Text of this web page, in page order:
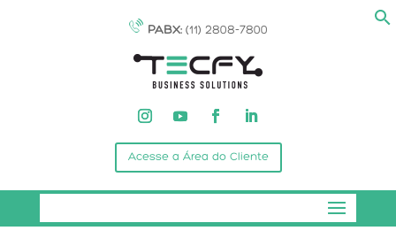
PABX: (11) 2808-7800
Acesse a Área do Cliente